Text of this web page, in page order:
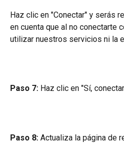
Haz clic en "Conectar" y serás
en cuenta que al no conectarte
utilizar nuestros servicios ni la
Paso 7: Haz clic en "Sí,
Paso 8: Actualiza la página de